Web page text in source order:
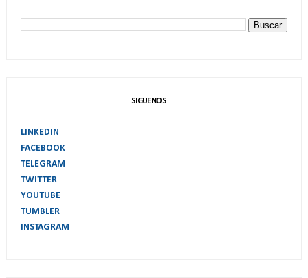
SIGUENOS
LINKEDIN
FACEBOOK
TELEGRAM
TWITTER
YOUTUBE
TUMBLER
INSTAGRAM